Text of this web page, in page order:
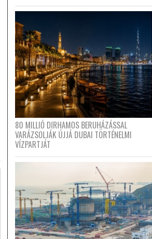
80 MILLIÓ DIRHAMOS BERUHÁZÁSSAL
VARÁZSOLJÁK ÚJJÁ DUBAI TÖRTÉNELMI
VÍZPARTJÁT